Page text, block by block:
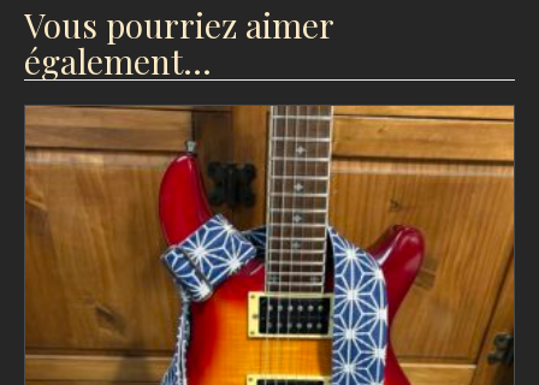
Vous pourriez aimer
également…